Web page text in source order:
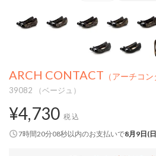
ARCH CONTACT （アーチコン
39082 （ベージュ）
¥4,730 税込
7時間20分07秒以内のお支払いで8月9日(